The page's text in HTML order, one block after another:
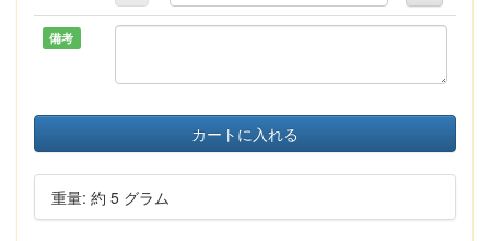
備考
カートに入れる
重量: 約 5 グラム